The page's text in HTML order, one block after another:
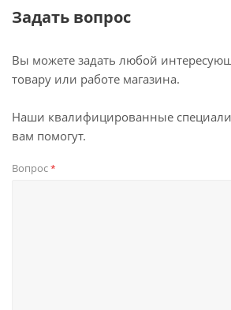
Задать вопрос
Вы можете задать любой
товару или работе магазина.
Наши квалифицированные
вам помогут.
Вопрос*